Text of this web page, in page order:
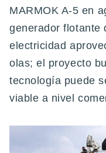
MARMOK A-5 en
generador flotante
electricidad
olas; el proyecto
tecnología puede
viable a nivel